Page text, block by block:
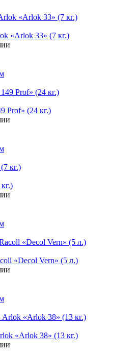
«Arlok 33» (7 кг.)
Prof» (24 кг.)
«Decol Vern» (5 л.)
«Arlok 38» (13 кг.)